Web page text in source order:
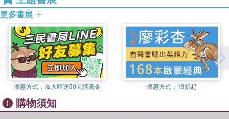
更多書展
優惠方式： 加入即送50元購書金 優惠方式： 19折起
購物須知